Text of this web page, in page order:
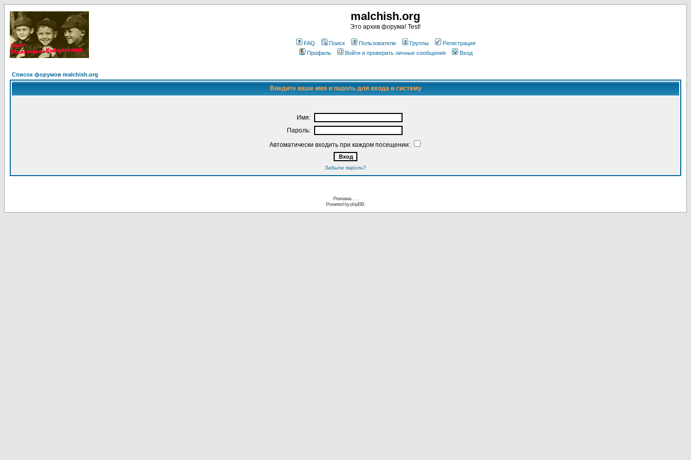
malchish.org
Это архив форума! Test!
FAQ Поиск Пользователи Группы
Регистрация
Профиль
Войти и проверить личные сообщения Вход
Список форумов malchish.org
Введите ваше имя и пароль для входа в систему
Имя:
Пароль:
Автоматически входить при каждом посещении:
Забыли пароль?
Реклама. . .
Powered byphpBB.